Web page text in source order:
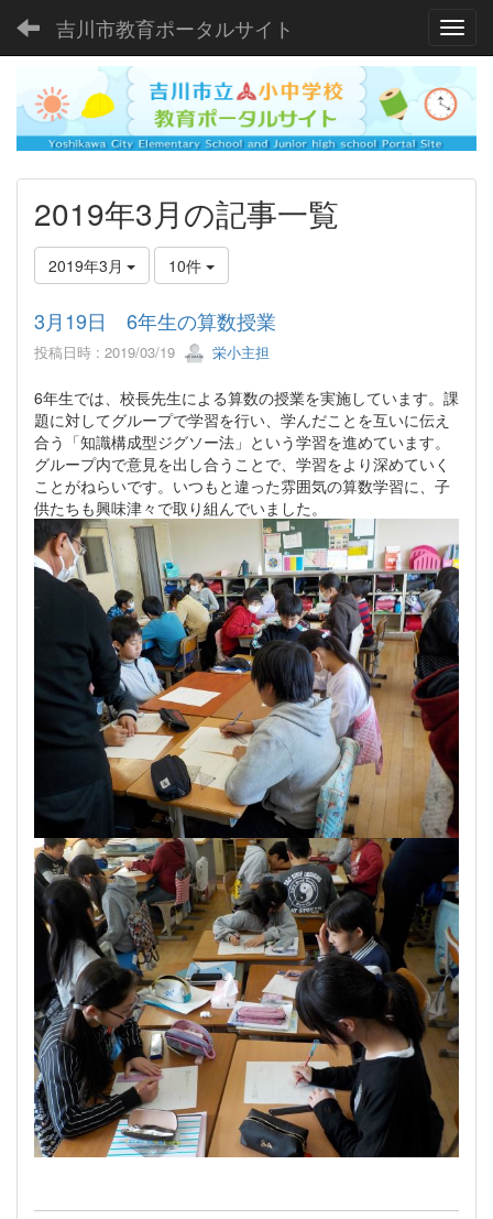
吉川市教育ポータルサイト
2019年3月の記事一覧
2019年3月 10件
3月19日 6年生の算数授業
投稿日時 : 2019/03/19 栄小主担
6年生では、校長先生による算数の授業を実施しています。課
題に対してグループで学習を行い、学んだことを互いに伝え
合う「知識構成型ジグソー法」という学習を進めています。
グループ内で意見を出し合うことで、学習をより深めていく
ことがねらいです。いつもと違った雰囲気の算数学習に、子
供たちも興味津々で取り組んでいました。